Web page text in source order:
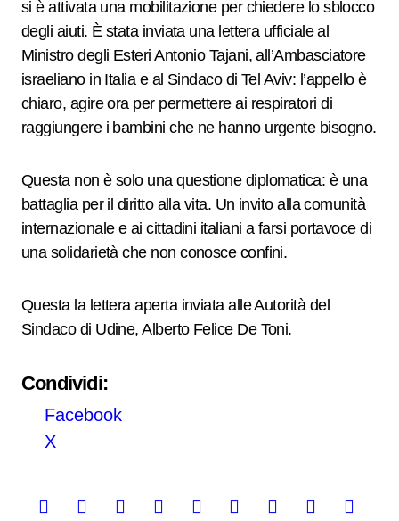
si è attivata una mobilitazione per chiedere lo sblocco
degli aiuti. È stata inviata una lettera ufficiale al
Ministro degli Esteri Antonio Tajani, all’Ambasciatore
israeliano in Italia e al Sindaco di Tel Aviv: l’appello è
chiaro, agire ora per permettere ai respiratori di
raggiungere i bambini che ne hanno urgente bisogno.
Questa non è solo una questione diplomatica: è una
battaglia per il diritto alla vita. Un invito alla comunità
internazionale e ai cittadini italiani a farsi portavoce di
una solidarietà che non conosce confini.
Questa la lettera aperta inviata alle Autorità del
Sindaco di Udine, Alberto Felice De Toni.
Condividi:
Facebook
X